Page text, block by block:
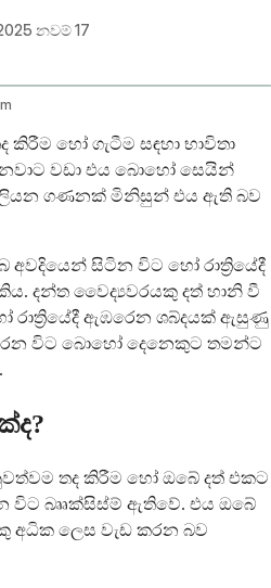
නවම් 17
හෝ ගැටීම සඳහා භාවිතා
වඩා එය බොහෝ සෙයින්
ගණනක් මිනිසුන් එය ඇති බව
අවදියෙන් සිටින විට හෝ රාත්‍රියේදී
දන්ත වෛද්‍යවරයකු දත් හානි වී
රාත්‍රියේදී ඇඹරෙන ශබ්දයක් ඇසුණු
විට බොහෝ දෙනෙකුට තමන්ට
තද කිරීම හෝ ඔබේ දත් එකට
විට බෲක්සිස්ම් ඇතිවේ. එය ඔබේ
අධික ලෙස වැඩ කරන බව